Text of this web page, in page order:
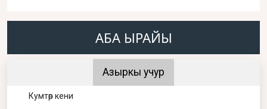
АБА ЫРАЙЫ
Азыркы учур
Кумтөр кени